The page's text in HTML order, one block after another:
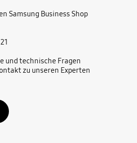
Samsung Business Shop
und technische Fragen
zu unseren Experten